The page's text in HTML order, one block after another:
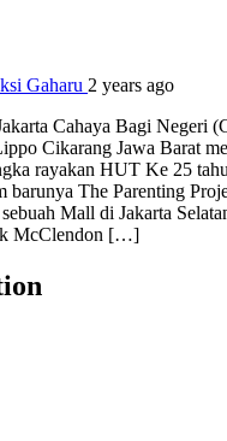
Gaharu 2 years ago
Cahaya Bagi Negeri
Cikarang Jawa Barat
rayakan HUT Ke 25
barunya The Parenting
Mall di Jakarta
McClendon […]